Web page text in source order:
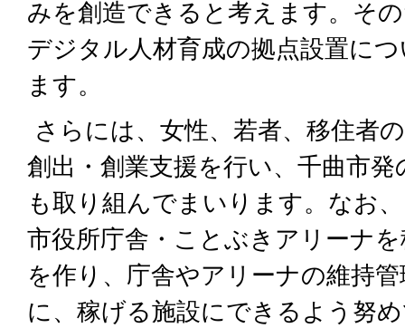
みを創造できると考えます。そ
デジタル人材育成の拠点設置に
ます。
さらには、女性、若者、移住者
創出・創業支援を行い、千曲市
も取り組んでまいります。なお
市役所庁舎・ことぶきアリーナ
を作り、庁舎やアリーナの維持
に、稼げる施設にできるよう努